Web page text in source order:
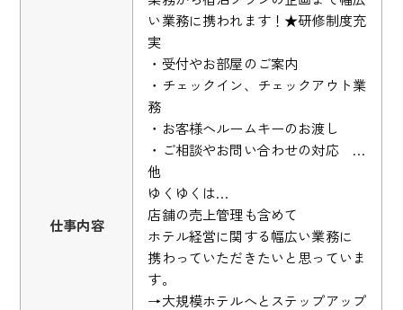
仕事内容
い業務に携われます！★研修制度充
実
・受付やお部屋のご案内
・チェックイン、チェックアウト業
務
・お客様へルームキーのお渡し
・ご相談やお問い合わせの対応 …
他
ゆくゆくは…
店舗の売上管理も含めて
ホテル経営に関する幅広い業務に
携わっていただきたいと思っていま
す。
→大規模ホテルへとステップアップ